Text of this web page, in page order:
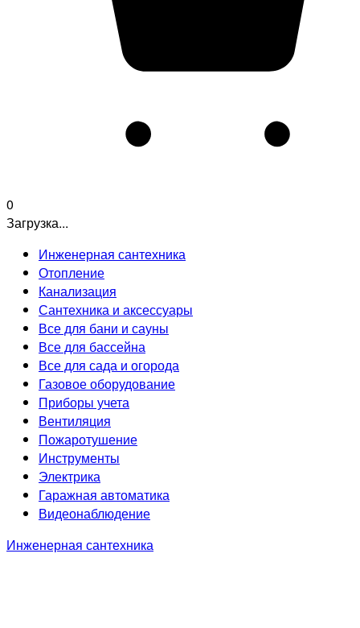
0
Загрузка...
Инженерная сантехника
Отопление
Канализация
Сантехника и аксессуары
Все для бани и сауны
Все для бассейна
Все для сада и огорода
Газовое оборудование
Приборы учета
Вентиляция
Пожаротушение
Инструменты
Электрика
Гаражная автоматика
Видеонаблюдение
Инженерная сантехника